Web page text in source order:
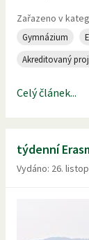
Zařazeno v
Gymnázium
Akreditovaný
Celý článek...
týdenní
Vydáno: 26.